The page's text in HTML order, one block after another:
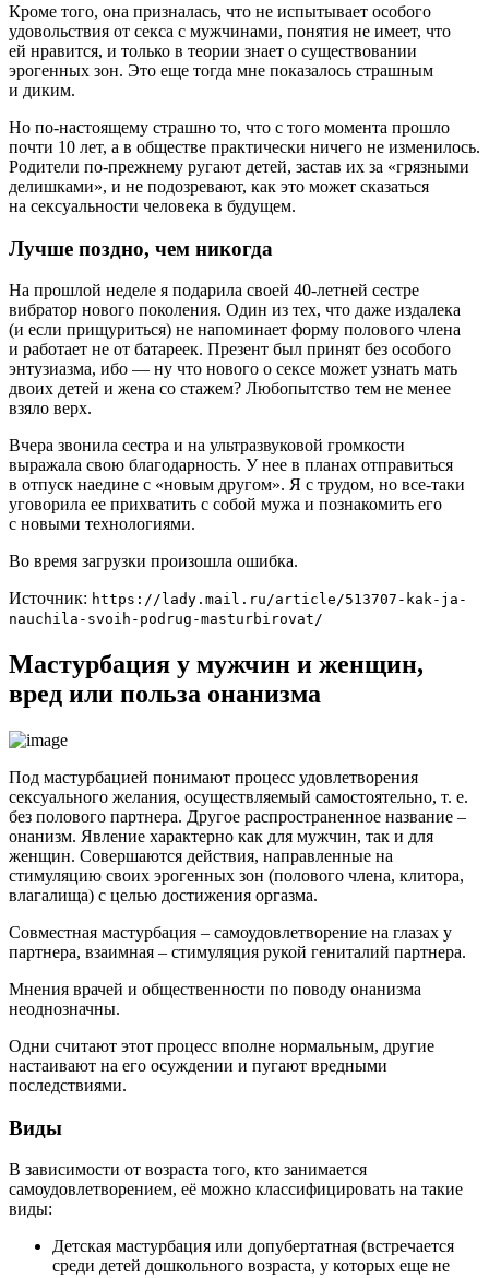
Кроме того, она призналась, что не испытывает особого
удовольствия от секса с мужчинами, понятия не имеет, что
ей нравится, и только в теории знает о существовании
эрогенных зон. Это еще тогда мне показалось страшным
и диким.
Но по-настоящему страшно то, что с того момента прошло
почти 10 лет, а в обществе практически ничего не изменилось.
Родители по-прежнему ругают детей, застав их за «грязными
делишками», и не подозревают, как это может сказаться
на сексуальности человека в будущем.
Лучше поздно, чем никогда
На прошлой неделе я подарила своей 40-летней сестре
вибратор нового поколения. Один из тех, что даже издалека
(и если прищуриться) не напоминает форму полового члена
и работает не от батареек. Презент был принят без особого
энтузиазма, ибо — ну что нового о сексе может узнать мать
двоих детей и жена со стажем? Любопытство тем не менее
взяло верх.
Вчера звонила сестра и на ультразвуковой громкости
выражала свою благодарность. У нее в планах отправиться
в отпуск наедине с «новым другом». Я с трудом, но все-таки
уговорила ее прихватить с собой мужа и познакомить его
с новыми технологиями.
Во время загрузки произошла ошибка.
Источник: https://lady.mail.ru/article/513707-kak-ja-
nauchila-svoih-podrug-masturbirovat/
Мастурбация у мужчин и женщин,
вред или польза онанизма
Под мастурбацией понимают процесс удовлетворения
сексуального желания, осуществляемый самостоятельно, т. е.
без полового партнера. Другое распространенное название –
онанизм. Явление характерно как для мужчин, так и для
женщин. Совершаются действия, направленные на
стимуляцию своих эрогенных зон (полового члена, клитора,
влагалища) с целью достижения оргазма.
Совместная мастурбация – самоудовлетворение на глазах у
партнера, взаимная – стимуляция рукой гениталий партнера.
Мнения врачей и общественности по поводу онанизма
неоднозначны.
Одни считают этот процесс вполне нормальным, другие
настаивают на его осуждении и пугают вредными
последствиями.
Виды
В зависимости от возраста того, кто занимается
самоудовлетворением, её можно классифицировать на такие
виды:
Детская мастурбация или допубертатная (встречается
среди детей дошкольного возраста, у которых еще не